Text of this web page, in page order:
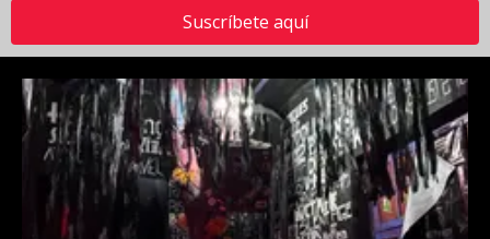
Suscríbete aquí